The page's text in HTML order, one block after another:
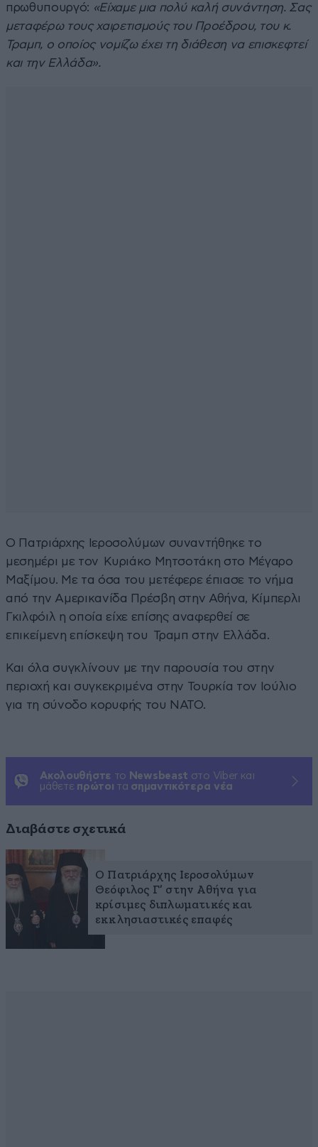
πρωθυπουργό: «Είχαμε μια πολύ καλή συνάντηση. Σας
μεταφέρω τους χαιρετισμούς του Προέδρου, του κ.
Τραμπ, ο οποίος νομίζω έχει τη διάθεση να επισκεφτεί
και την Ελλάδα».
Ο Πατριάρχης Ιεροσολύμων συναντήθηκε το
μεσημέρι με τον Κυριάκο Μητσοτάκη στο Μέγαρο
Μαξίμου. Με τα όσα του μετέφερε έπιασε το νήμα
από την Αμερικανίδα Πρέσβη στην Αθήνα, Κίμπερλι
Γκιλφόιλ η οποία είχε επίσης αναφερθεί σε
επικείμενη επίσκεψη του Τραμπ στην Ελλάδα.
Και όλα συγκλίνουν με την παρουσία του στην
περιοχή και συγκεκριμένα στην Τουρκία τον Ιούλιο
για τη σύνοδο κορυφής του ΝΑΤΟ.
Ακολουθήστε το Newsbeast στο Viber και
μάθετε πρώτοι τα σημαντικότερα νέα
Διαβάστε σχετικά
Ο Πατριάρχης Ιεροσολύμων
Θεόφιλος Γ’ στην Αθήνα για
κρίσιμες διπλωματικές και
εκκλησιαστικές επαφές